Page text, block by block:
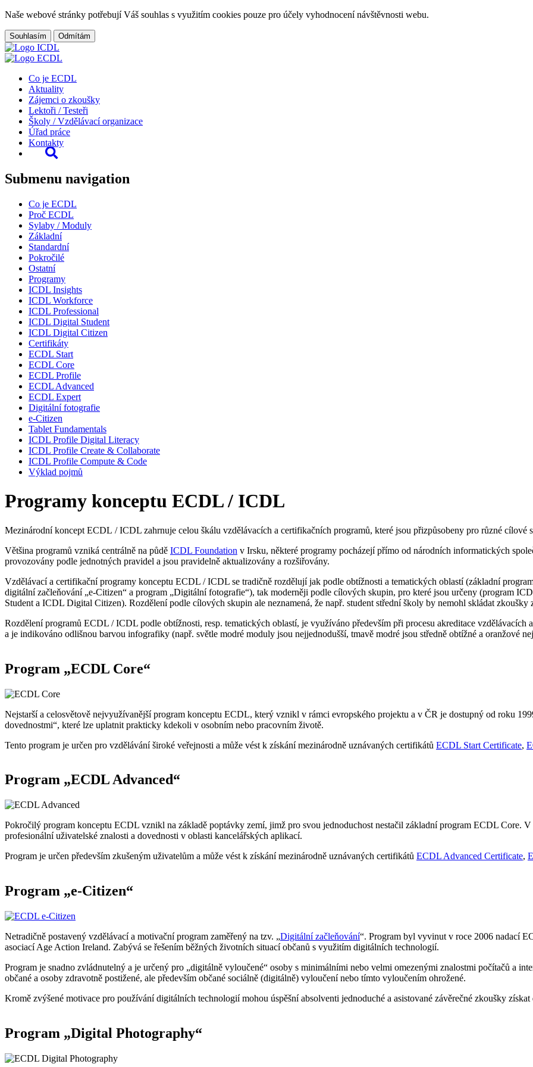
Naše webové stránky potřebují Váš souhlas s využitím cookies pouze pro účely vyhodnocení návštěvnosti webu.
Souhlasím Odmítám
Co je ECDL
Aktuality
Zájemci o zkoušky
Lektoři / Testeři
Školy / Vzdělávací organizace
Úřad práce
Kontakty
Submenu navigation
Co je ECDL
Proč ECDL
Sylaby / Moduly
Základní
Standardní
Pokročilé
Ostatní
Programy
ICDL Insights
ICDL Workforce
ICDL Professional
ICDL Digital Student
ICDL Digital Citizen
Certifikáty
ECDL Start
ECDL Core
ECDL Profile
ECDL Advanced
ECDL Expert
Digitální fotografie
e-Citizen
Tablet Fundamentals
ICDL Profile Digital Literacy
ICDL Profile Create & Collaborate
ICDL Profile Compute & Code
Výklad pojmů
Programy konceptu ECDL / ICDL
Mezinárodní koncept ECDL / ICDL zahrnuje celou škálu vzdělávacích a certifikačních programů, které jsou přizpůsobeny pro různé cílové
Většina programů vzniká centrálně na půdě ICDL Foundation v Irsku, některé programy pocházejí přímo od národních informatických
provozovány podle jednotných pravidel a jsou pravidelně aktualizovány a rozšiřovány.
Vzdělávací a certifikační programy konceptu ECDL / ICDL se tradičně rozdělují jak podle obtížnosti a tematických oblastí (základní
digitální začleňování „e-Citizen“ a program „Digitální fotografie“), tak moderněji podle cílových skupin, pro které jsou určeny (program
Student a ICDL Digital Citizen). Rozdělení podle cílových skupin ale neznamená, že např. student střední školy by nemohl skládat zkoušky
Rozdělení programů ECDL / ICDL podle obtížnosti, resp. tematických oblastí, je využíváno především při procesu akreditace
a je indikováno odlišnou barvou infografiky (např. světle modré moduly jsou nejjednodušší, tmavě modré jsou středně obtížné a oranžové
Program „ECDL Core“
Nejstarší a celosvětově nejvyužívanější program konceptu ECDL, který vznikl v rámci evropského projektu a v ČR je dostupný od roku
dovednostmi“, které lze uplatnit prakticky kdekoli v osobním nebo pracovním životě.
Tento program je určen pro vzdělávání široké veřejnosti a může vést k získání mezinárodně uznávaných certifikátů ECDL Start Certificate,
Program „ECDL Advanced“
Pokročilý program konceptu ECDL vznikl na základě poptávky zemí, jimž pro svou jednoduchost nestačil základní program ECDL Core.
profesionální uživatelské znalosti a dovednosti v oblasti kancelářských aplikací.
Program je určen především zkušeným uživatelům a může vést k získání mezinárodně uznávaných certifikátů ECDL Advanced Certificate,
Program „e-Citizen“
Netradičně postavený vzdělávací a motivační program zaměřený na tzv. „Digitální začleňování“. Program byl vyvinut v roce 2006 nadací
asociací Age Action Ireland. Zabývá se řešením běžných životních situací občanů s využitím digitálních technologií.
Program je snadno zvládnutelný a je určený pro „digitálně vyloučené“ osoby s minimálními nebo velmi omezenými znalostmi počítačů a
občané a osoby zdravotně postižené, ale především občané sociálně (digitálně) vyloučení nebo tímto vyloučením ohrožené.
Kromě zvýšené motivace pro používání digitálních technologií mohou úspěšní absolventi jednoduché a asistované závěrečné zkoušky
Program „Digital Photography“